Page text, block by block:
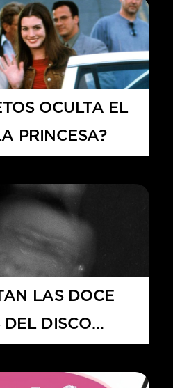
OCULTA EL
PRINCESA?
LAS DOCE
DISCO